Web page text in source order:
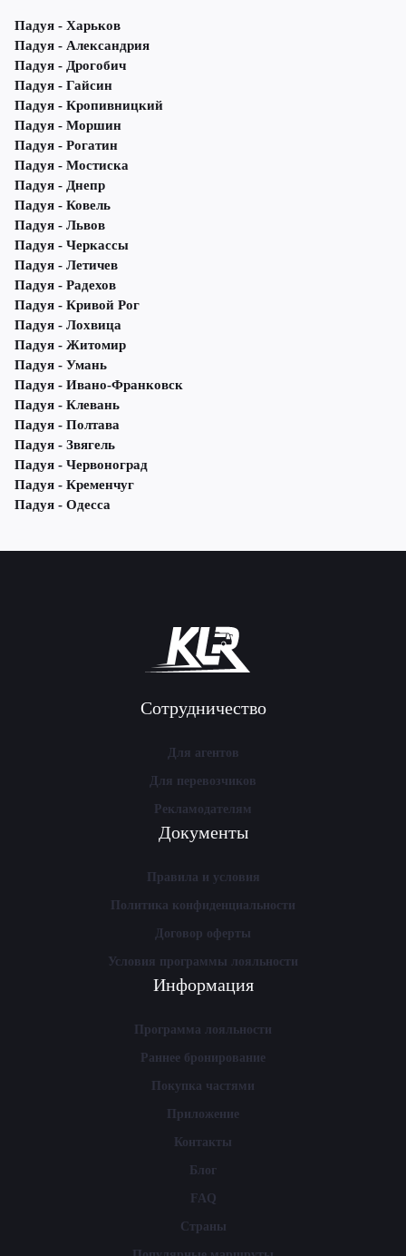
Падуя - Харьков
Падуя - Александрия
Падуя - Дрогобич
Падуя - Гайсин
Падуя - Кропивницкий
Падуя - Моршин
Падуя - Рогатин
Падуя - Мостиска
Падуя - Днепр
Падуя - Ковель
Падуя - Львов
Падуя - Черкассы
Падуя - Летичeв
Падуя - Радехов
Падуя - Кривой Рог
Падуя - Лохвица
Падуя - Житомир
Падуя - Умань
Падуя - Ивано-Франковск
Падуя - Клевань
Падуя - Полтава
Падуя - Звягель
Падуя - Червоноград
Падуя - Кременчуг
Падуя - Одесса
Сотрудничество
Для агентов
Для перевозчиков
Рекламодателям
Документы
Правила и условия
Политика конфиденциальности
Договор оферты
Условия программы лояльности
Информация
Программа лояльности
Раннее бронирование
Покупка частями
Приложение
Контакты
Блог
FAQ
Страны